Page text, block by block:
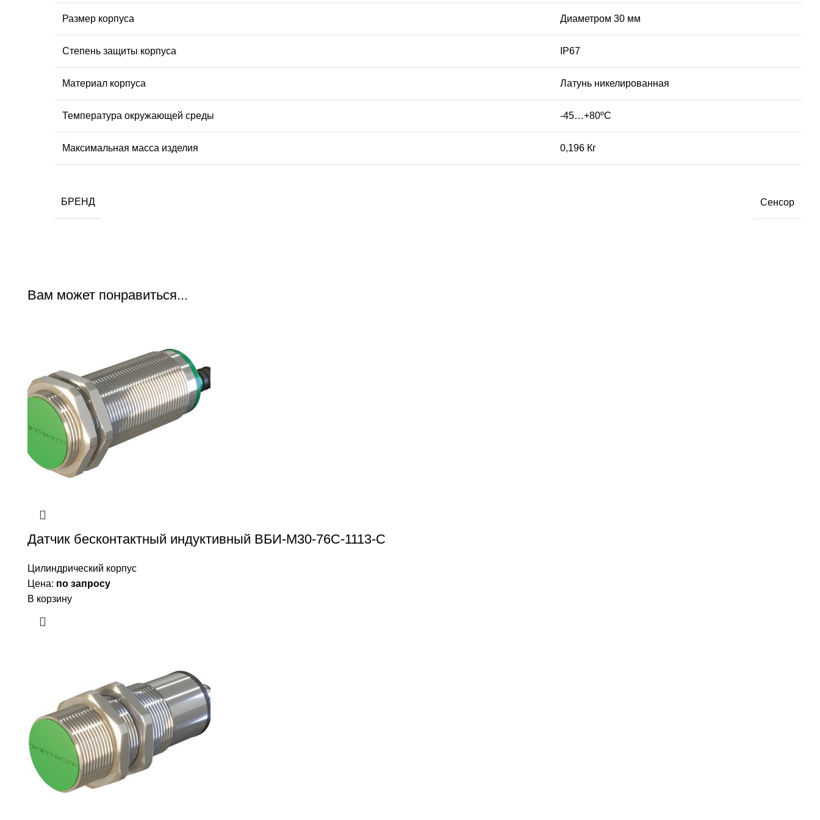
Размер корпуса Диаметром 30 мм
Степень защиты корпуса IP67
Материал корпуса Латунь никелированная
Температура окружающей среды -45…+80ºС
Максимальная масса изделия 0,196 Кг
БРЕНД Сенсор
Вам может понравиться...
Датчик бесконтактный индуктивный ВБИ-М30-76С-1113-С
Цилиндрический корпус
Цена: по запросу
В корзину